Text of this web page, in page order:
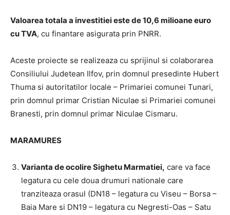
Valoarea totala a investitiei este de 10,6 milioane euro
cu TVA, cu finantare asigurata prin PNRR.
Aceste proiecte se realizeaza cu sprijinul si colaborarea
Consiliului Judetean Ilfov, prin domnul presedinte Hubert
Thuma si autoritatilor locale – Primariei comunei Tunari,
prin domnul primar Cristian Niculae si Primariei comunei
Branesti, prin domnul primar Niculae Cismaru.
MARAMURES
Varianta de ocolire Sighetu Marmatiei, care va face
legatura cu cele doua drumuri nationale care
tranziteaza orasul (DN18 – legatura cu Viseu – Borsa –
Baia Mare si DN19 – legatura cu Negresti-Oas – Satu